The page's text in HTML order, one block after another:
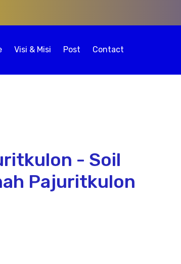
Visi & Misi Post Contact
- Soil
Pajuritkulon